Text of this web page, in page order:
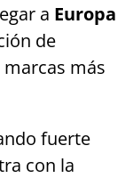
a Europa
de
más
fuerte
con la